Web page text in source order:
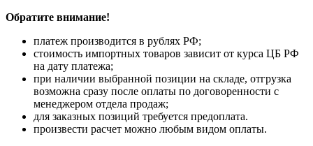
Обратите внимание!
платеж производится в рублях РФ;
стоимость импортных товаров зависит от курса ЦБ РФ
на дату платежа;
при наличии выбранной позиции на складе, отгрузка
возможна сразу после оплаты по договоренности с
менеджером отдела продаж;
для заказных позиций требуется предоплата.
произвести расчет можно любым видом оплаты.